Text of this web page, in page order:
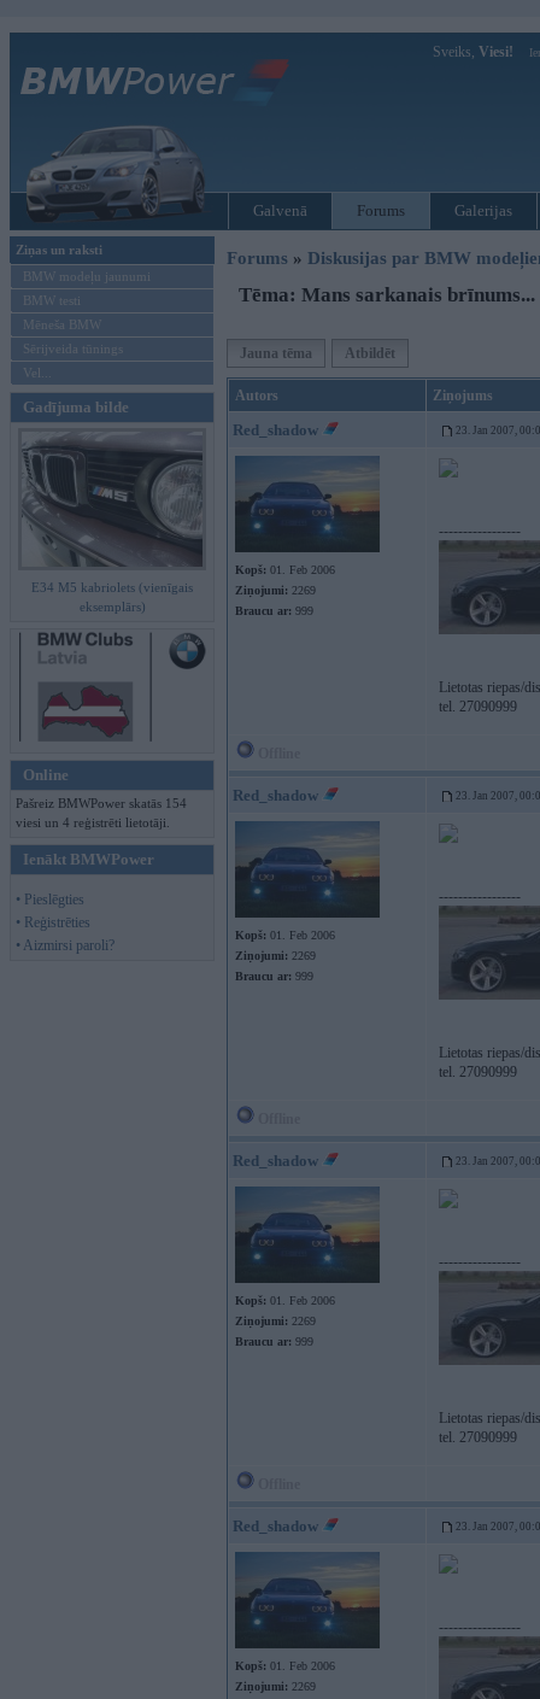
Sveiks, Viesi!
Galvenā Forums Galerijas
Ziņas un raksti
BMW modeļu jaunumi
BMW testi
Mēneša BMW
Sērijveida tūnings
Vel...
Gadījuma bilde
E34 M5 kabriolets (vienīgais
eksemplārs)
Online
Pašreiz BMWPower skatās 154
viesi un 4 reģistrēti lietotāji.
Ienākt BMWPower
• Pieslēgties
• Reģistrēties
• Aizmirsi paroli?
Forums » Diskusijas par BMW
Tēma: Mans sarkanais brīnums...
Jauna tēma Atbildēt
Autors Ziņojums
Red_shadow 23. Jan 2007,
Kopš: 01. Feb 2006
Ziņojumi: 2269
Braucu ar: 999
-----------------
Lietotas riepas/
tel. 27090999
Red_shadow 23. Jan 2007,
Kopš: 01. Feb 2006
Ziņojumi: 2269
Braucu ar: 999
-----------------
Lietotas riepas/
tel. 27090999
Red_shadow 23. Jan 2007,
Kopš: 01. Feb 2006
Ziņojumi: 2269
Braucu ar: 999
-----------------
Lietotas riepas/
tel. 27090999
Red_shadow 23. Jan 2007,
Kopš: 01. Feb 2006
Ziņojumi: 2269
-----------------